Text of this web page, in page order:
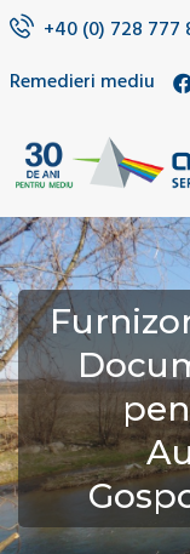
+40 (0) 728 777
Remedieri mediu